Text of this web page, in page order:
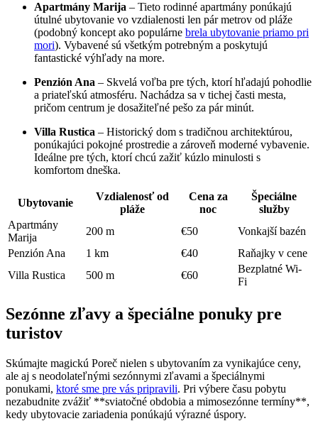
Apartmány Marija – Tieto rodinné apartmány ponúkajú
útulné ubytovanie vo vzdialenosti len pár metrov od pláže
(podobný koncept ako populárne brela ubytovanie priamo pri
mori). Vybavené sú všetkým potrebným a poskytujú
fantastické výhľady na more.
Penzión Ana – Skvelá voľba pre tých, ktorí hľadajú pohodlie
a priateľskú atmosféru. Nachádza sa v tichej časti mesta,
pričom centrum je dosažiteľné pešo za pár minút.
Villa Rustica – Historický dom s tradičnou architektúrou,
ponúkajúci pokojné prostredie a zároveň moderné vybavenie.
Ideálne pre tých, ktorí chcú zažiť kúzlo minulosti s
komfortom dneška.
Ubytovanie
Vzdialenosť od
pláže
Cena za
noc
Špeciálne
služby
Apartmány
Marija
200 m €50
Vonkajší bazén
Penzión Ana
1 km €40
Raňajky v cene
Villa Rustica
500 m €60
Bezplatné Wi-
Fi
Sezónne zľavy a špeciálne ponuky pre
turistov
Skúmajte magickú Poreč nielen s ubytovaním za vynikajúce ceny,
ale aj s neodolateľnými sezónnymi zľavami a špeciálnymi
ponukami, ktoré sme pre vás pripravili. Pri výbere času pobytu
nezabudnite zvážiť **sviatočné obdobia a mimosezónne termíny**,
kedy ubytovacie zariadenia ponúkajú výrazné úspory.